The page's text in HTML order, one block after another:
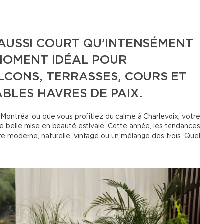
COURT QU’INTENSÉMENT
IDÉAL POUR
TERRASSES, COURS ET
HAVRES DE PAIX.
ou que vous profitiez du calme à Charlevoix, votre
belle mise en beauté estivale. Cette année, les tendances
moderne, naturelle, vintage ou un mélange des trois. Quel